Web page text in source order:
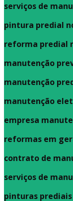
serviços de
pintura predial
reforma predial
manutenção
manutenção
manutenção
empresa
reformas em
contrato de
serviços de
pinturas prediais